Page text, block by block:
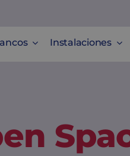
Instalaciones